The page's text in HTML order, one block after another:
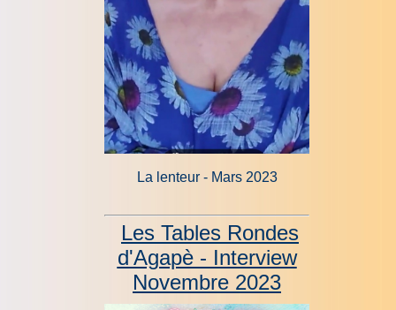
La lenteur - Mars 2023
Les Tables Rondes
d'Agapè - Interview
Novembre 2023